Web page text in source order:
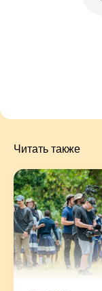
Читать также